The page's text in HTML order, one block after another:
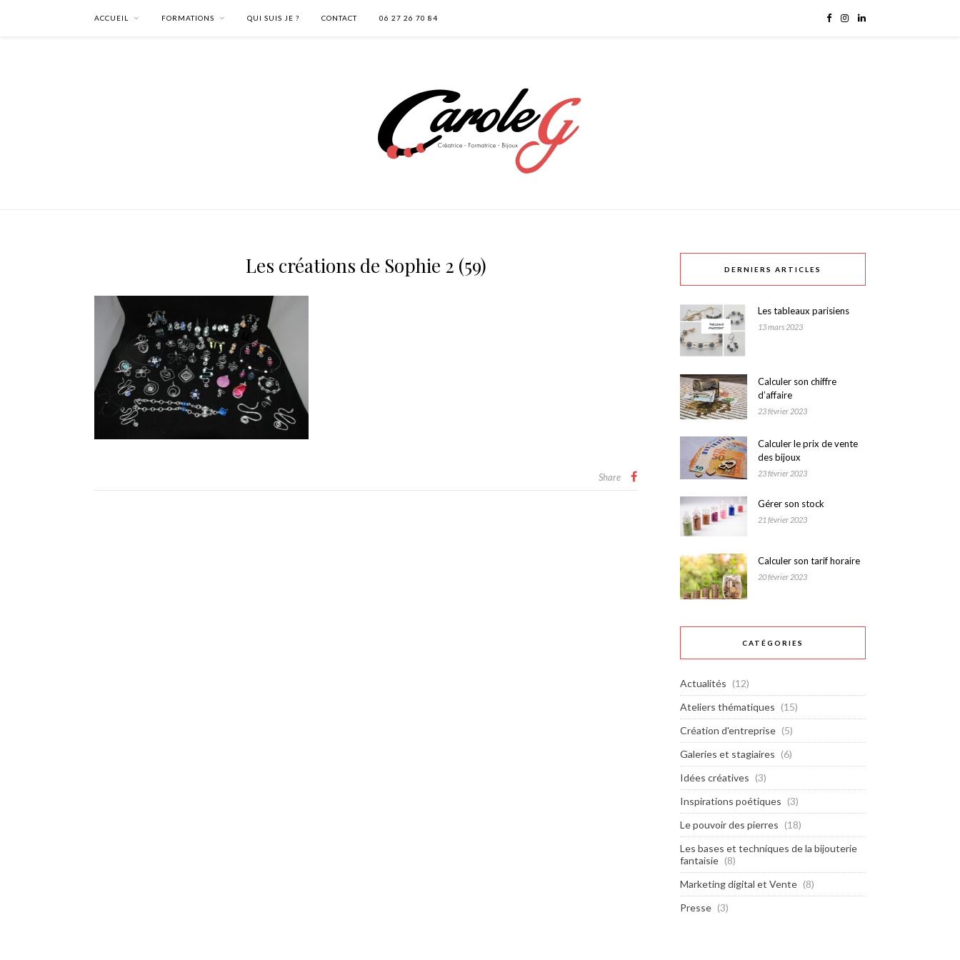
ACCUEIL FORMATIONS QUI SUIS JE ? CONTACT 06 27 26 70 84
Les créations de Sophie 2 (59)
Share
DERNIERS ARTICLES
Les tableaux parisiens
13 mars 2023
Calculer son chiffre
d’affaire
23 février 2023
Calculer le prix de vente
des bijoux
23 février 2023
Gérer son stock
21 février 2023
Calculer son tarif horaire
20 février 2023
CATÉGORIES
Actualités (12)
Ateliers thématiques (15)
Création d'entreprise (5)
Galeries et stagiaires (6)
Idées créatives (3)
Inspirations poétiques (3)
Le pouvoir des pierres (18)
Les bases et techniques de la bijouterie
fantaisie (8)
Marketing digital et Vente (8)
Presse (3)